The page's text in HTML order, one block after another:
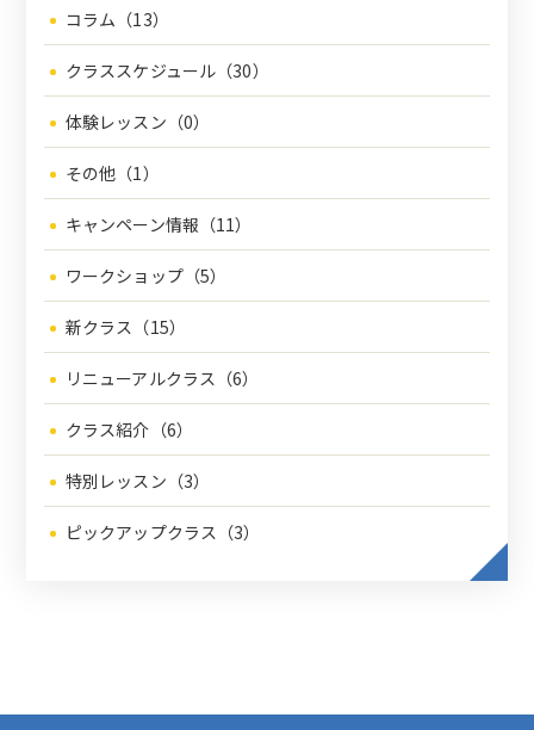
コラム（13）
クラススケジュール（30）
体験レッスン（0）
その他（1）
キャンペーン情報（11）
ワークショップ（5）
新クラス（15）
リニューアルクラス（6）
クラス紹介（6）
特別レッスン（3）
ピックアップクラス（3）